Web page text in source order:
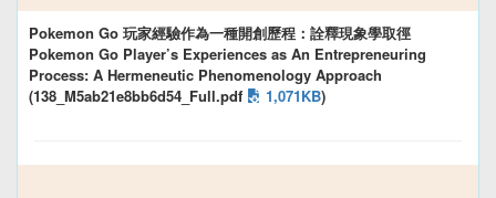
Pokemon Go 玩家經驗作為一種開創歷程：詮釋現象學取徑
Pokemon Go Player’s Experiences as An Entrepreneuring
Process: A Hermeneutic Phenomenology Approach
(138_M5ab21e8bb6d54_Full.pdf
1,071KB)